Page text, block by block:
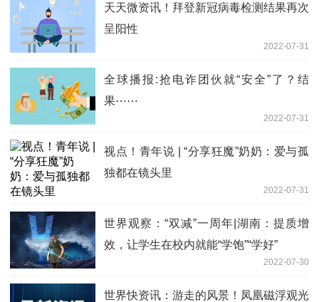
天天微资讯！拜登新冠病毒检测结果再次
呈阳性
2022-07-31
全球播报:抢电诈团伙就“安全”了？结
果⋯⋯
2022-07-31
视点！青年说 | “分享狂魔”奶奶：爱与孤
独都在镜头里
2022-07-31
世界观察：“双减”一周年|湖南：提质增
效，让学生在校内就能“学饱”“学好”
2022-07-30
世界快资讯：游走的风景！凤凰磁浮观光